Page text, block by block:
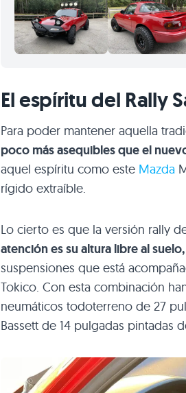
El espíritu del Rally
Para poder mantener aquella
poco más asequibles que el
aquel espíritu como este Mazda
rígido extraíble.
Lo cierto es que la versión rally
atención es su altura libre al suelo,
suspensiones que está
Tokico. Con esta combinación
neumáticos todoterreno de 27
Bassett de 14 pulgadas pintadas